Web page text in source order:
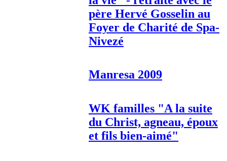
père Hervé Gosselin au
Foyer de Charité de Spa-
Nivezé
Manresa 2009
WK familles "A la suite
du Christ, agneau, époux
et fils bien-aimé"